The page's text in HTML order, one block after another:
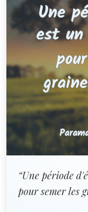
“Une période
pour semer les